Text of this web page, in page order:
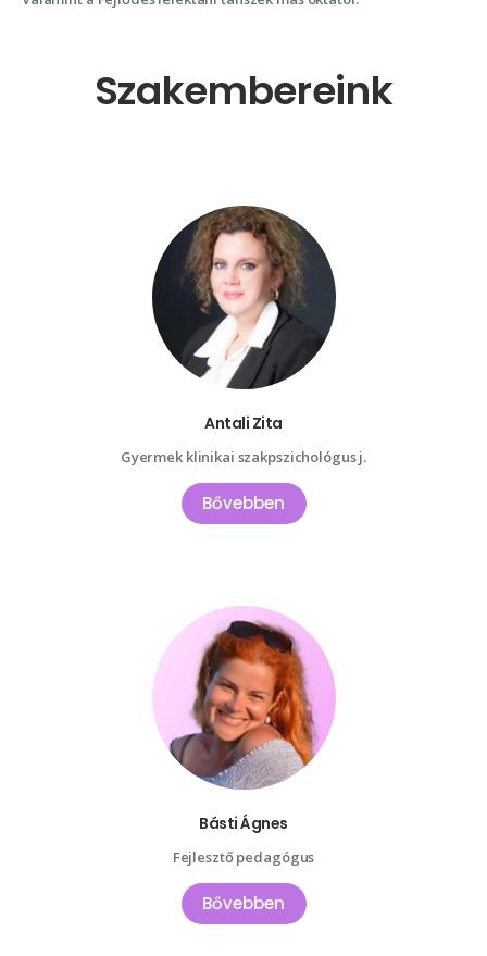
Szakembereink
Antali Zita
Gyermek klinikai szakpszichológus j.
Bővebben
Básti Ágnes
Fejlesztő pedagógus
Bővebben